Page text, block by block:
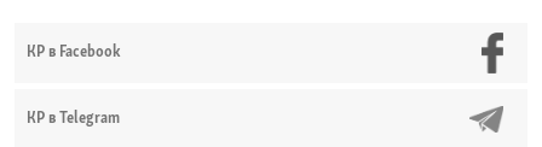
КР в Facebook
КР в Telegram